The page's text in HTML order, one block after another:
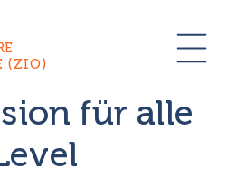
(ZIO)
für alle